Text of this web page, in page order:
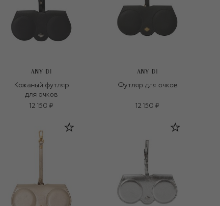
ANY DI
Кожаный футляр
для очков
12 150 ₽
ANY DI
Футляр для очков
12 150 ₽